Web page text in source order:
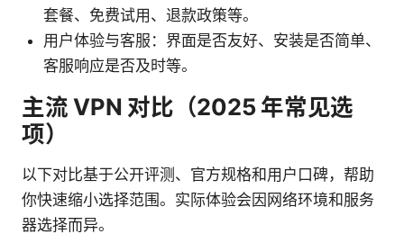
套餐、免费试用、退款政策等。
用户体验与客服：界面是否友好、安装是否简单、
客服响应是否及时等。
主流 VPN 对比（2025 年常见选
项）
以下对比基于公开评测、官方规格和用户口碑，帮助
你快速缩小选择范围。实际体验会因网络环境和服务
器选择而异。